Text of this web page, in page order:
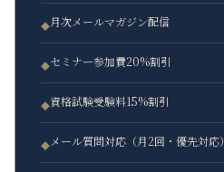
◆月次メールマガジン配信
◆セミナー参加費20%割引
◆資格試験受験料15%割引
◆メール質問対応（月2回・優先対応）